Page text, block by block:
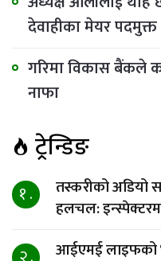
देवाहीका मेयर पदमुक्त
गरिमा विकास बैंकले
नाफा
ट्रेन्डिङ
१ .
तस्करीको अडियो
हलचल:
आईएमई लाइफको